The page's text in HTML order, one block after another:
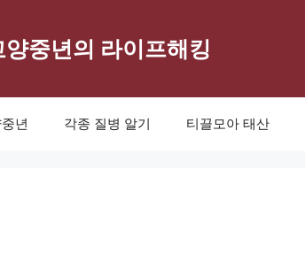
양중년의 라이프해킹
년 각종 질병 알기 티끌모아 태산